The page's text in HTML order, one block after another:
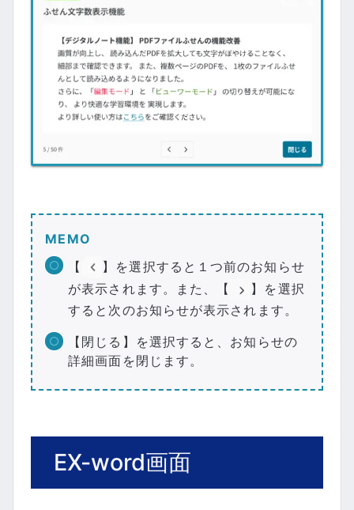
MEMO
【
】を選択すると１つ前のお知らせ
が表示されます。また、【
】を選択
すると次のお知らせが表示されます。
【閉じる】を選択すると、お知らせの
詳細画面を閉じます。
EX-word画面